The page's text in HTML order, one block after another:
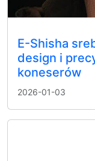
E-Shisha
design i
koneserów
2026-01-03